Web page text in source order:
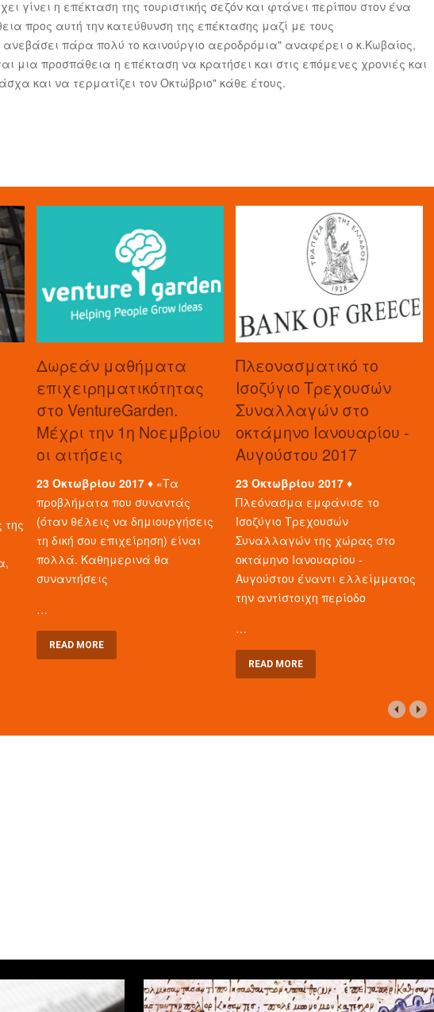
γίνει η επέκταση της τουριστικής σεζόν και φτάνει περίπου στον ένα
προς αυτή την κατεύθυνση της επέκτασης μαζί με τους
πάρα πολύ το καινούργιο αεροδρόμια" αναφέρει ο κ.Κωβαίος,
μια προσπάθεια η επέκταση να κρατήσει και στις επόμενες χρονιές και
και να τερματίζει τον Οκτώβριο" κάθε έτους.
της
Δωρεάν μαθήματα
επιχειρηματικότητας
στο VentureGarden.
Μέχρι την 1η Νοεμβρίου
οι αιτήσεις
23 Οκτωβρίου 2017 ♦ «Τα
προβλήματα που συναντάς
(όταν θέλεις να δημιουργήσεις
τη δική σου επιχείρηση) είναι
πολλά. Καθημερινά θα
συναντήσεις
…
READ MORE
Πλεονασματικό το
Ισοζύγιο Τρεχουσών
Συναλλαγών στο
οκτάμηνο Ιανουαρίου -
Αυγούστου 2017
23 Οκτωβρίου 2017 ♦
Πλεόνασμα εμφάνισε το
Ισοζύγιο Τρεχουσών
Συναλλαγών της χώρας στο
οκτάμηνο Ιανουαρίου -
Αυγούστου έναντι ελλείμματος
την αντίστοιχη περίοδο
…
READ MORE